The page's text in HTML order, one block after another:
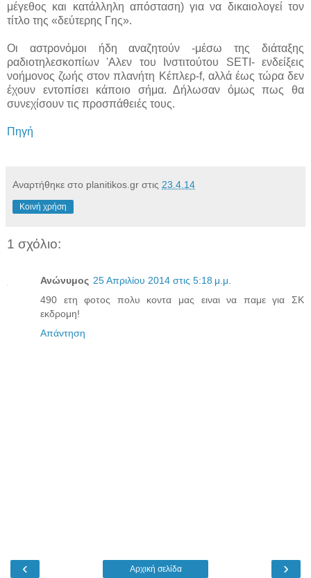
μέγεθος και κατάλληλη απόσταση) για να δικαιολογεί τον
τίτλο της «δεύτερης Γης».
Οι αστρονόμοι ήδη αναζητούν -μέσω της διάταξης
ραδιοτηλεσκοπίων 'Αλεν του Ινστιτούτου SETI- ενδείξεις
νοήμονος ζωής στον πλανήτη Κέπλερ-f, αλλά έως τώρα δεν
έχουν εντοπίσει κάποιο σήμα. Δήλωσαν όμως πως θα
συνεχίσουν τις προσπάθειές τους.
Πηγή
Αναρτήθηκε στο planitikos.gr στις 23.4.14
Κοινή χρήση
1 σχόλιο:
Ανώνυμος 25 Απριλίου 2014 στις 5:18 μ.μ.
490 ετη φοτος πολυ κοντα μας ειναι να παμε για ΣΚ
εκδρομη!
Απάντηση
‹ ›
Αρχική σελίδα